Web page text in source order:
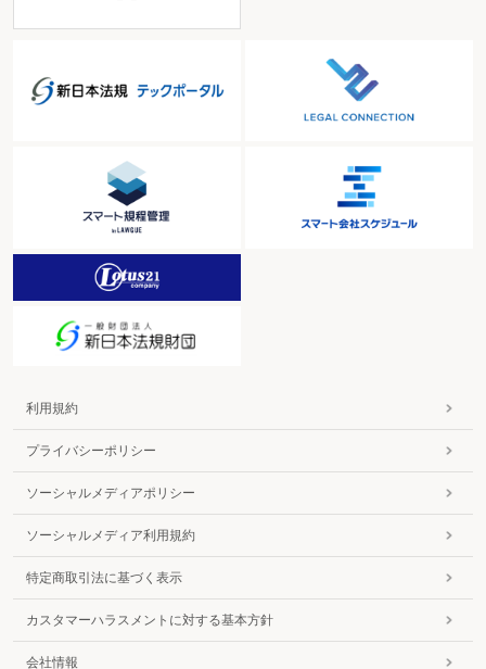
利用規約
プライバシーポリシー
ソーシャルメディアポリシー
ソーシャルメディア利用規約
特定商取引法に基づく表示
カスタマーハラスメントに対する基本方針
会社情報